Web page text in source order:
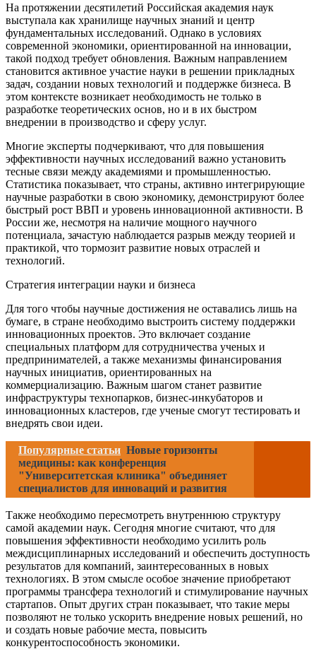
На протяжении десятилетий Российская академия наук
выступала как хранилище научных знаний и центр
фундаментальных исследований. Однако в условиях
современной экономики, ориентированной на инновации,
такой подход требует обновления. Важным направлением
становится активное участие науки в решении прикладных
задач, создании новых технологий и поддержке бизнеса. В
этом контексте возникает необходимость не только в
разработке теоретических основ, но и в их быстром
внедрении в производство и сферу услуг.
Многие эксперты подчеркивают, что для повышения
эффективности научных исследований важно установить
тесные связи между академиями и промышленностью.
Статистика показывает, что страны, активно интегрирующие
научные разработки в свою экономику, демонстрируют более
быстрый рост ВВП и уровень инновационной активности. В
России же, несмотря на наличие мощного научного
потенциала, зачастую наблюдается разрыв между теорией и
практикой, что тормозит развитие новых отраслей и
технологий.
Стратегия интеграции науки и бизнеса
Для того чтобы научные достижения не оставались лишь на
бумаге, в стране необходимо выстроить систему поддержки
инновационных проектов. Это включает создание
специальных платформ для сотрудничества ученых и
предпринимателей, а также механизмы финансирования
научных инициатив, ориентированных на
коммерциализацию. Важным шагом станет развитие
инфраструктуры технопарков, бизнес-инкубаторов и
инновационных кластеров, где ученые смогут тестировать и
внедрять свои идеи.
Популярные статьи Новые горизонты
медицины: как конференция
"Университетская клиника" объединяет
специалистов для инноваций и развития
Также необходимо пересмотреть внутреннюю структуру
самой академии наук. Сегодня многие считают, что для
повышения эффективности необходимо усилить роль
междисциплинарных исследований и обеспечить доступность
результатов для компаний, заинтересованных в новых
технологиях. В этом смысле особое значение приобретают
программы трансфера технологий и стимулирование научных
стартапов. Опыт других стран показывает, что такие меры
позволяют не только ускорить внедрение новых решений, но
и создать новые рабочие места, повысить
конкурентоспособность экономики.